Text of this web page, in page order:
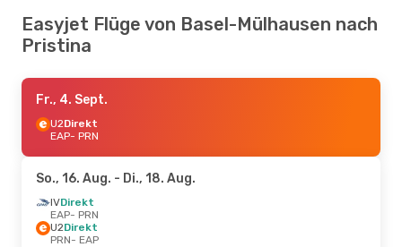
Easyjet Flüge von Basel-Mülhausen nach
Pristina
Fr., 4. Sept.
U2Direkt
EAP- PRN
So., 16. Aug. - Di., 18. Aug.
IVDirekt
EAP- PRN
U2Direkt
PRN- EAP